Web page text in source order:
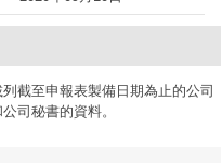
截至申報表製備日期為止的公司
司秘書的資料。